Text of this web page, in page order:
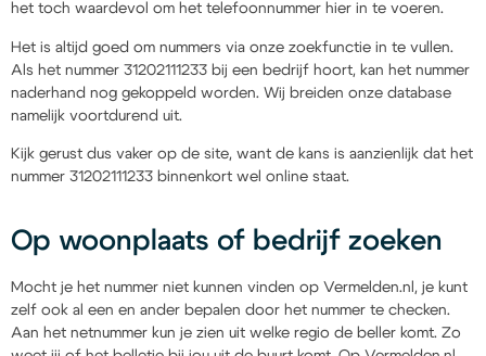
het toch waardevol om het telefoonnummer hier in te voeren.
Het is altijd goed om nummers via onze zoekfunctie in te vullen.
Als het nummer 31202111233 bij een bedrijf hoort, kan het nummer
naderhand nog gekoppeld worden. Wij breiden onze database
namelijk voortdurend uit.
Kijk gerust dus vaker op de site, want de kans is aanzienlijk dat het
nummer 31202111233 binnenkort wel online staat.
Op woonplaats of bedrijf zoeken
Mocht je het nummer niet kunnen vinden op Vermelden.nl, je kunt
zelf ook al een en ander bepalen door het nummer te checken.
Aan het netnummer kun je zien uit welke regio de beller komt. Zo